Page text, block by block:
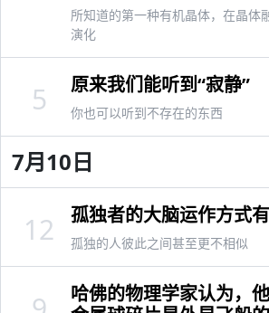
所知道的第一种有机晶体，在晶体
演化
原来我们能听到“寂静”
你也可以听到不存在的东西
5
7月10日
孤独者的大脑运作方式
孤独的人彼此之间甚至更不相似
12
哈佛的物理学家认为，